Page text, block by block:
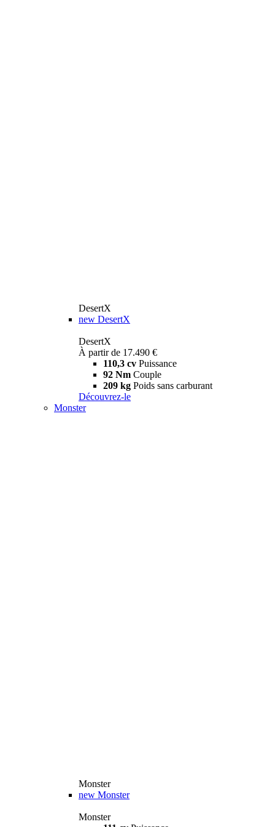
DesertX
new DesertX
DesertX
À partir de 17.490 €
110,3 cv Puissance
92 Nm Couple
209 kg Poids sans carburant
Découvrez-le
Monster
Monster
new Monster
Monster